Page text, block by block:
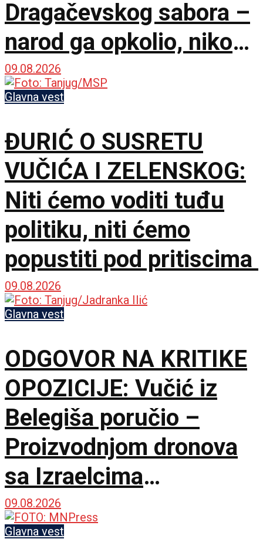
Dragačevskog sabora –
narod ga opkolio, niko
ne veruje koliko je
opušten
09.08.2026
Glavna vest
ĐURIĆ O SUSRETU
VUČIĆA I ZELENSKOG:
Niti ćemo voditi tuđu
politiku, niti ćemo
popustiti pod pritiscima
09.08.2026
Glavna vest
ODGOVOR NA KRITIKE
OPOZICIJE: Vučić iz
Belegiša poručio –
Proizvodnjom dronova
sa Izraelcima
postajemo vojna sila
09.08.2026
Glavna vest